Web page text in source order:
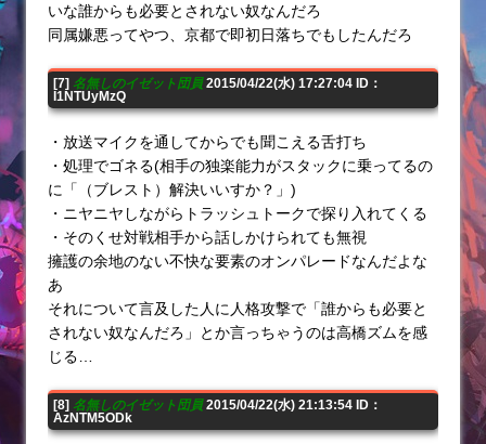
いな誰からも必要とされない奴なんだろ
同属嫌悪ってやつ、京都で即初日落ちでもしたんだろ
[7] 名無しのイゼット団員2015/04/22(水) 17:27:04 ID：
I1NTUyMzQ
・放送マイクを通してからでも聞こえる舌打ち
・処理でゴネる(相手の独楽能力がスタックに乗ってるの
に「（ブレスト）解決いいすか？」)
・ニヤニヤしながらトラッシュトークで探り入れてくる
・そのくせ対戦相手から話しかけられても無視
擁護の余地のない不快な要素のオンパレードなんだよな
あ
それについて言及した人に人格攻撃で「誰からも必要と
されない奴なんだろ」とか言っちゃうのは高橋ズムを感
じる…
[8] 名無しのイゼット団員2015/04/22(水) 21:13:54 ID：
AzNTM5ODk